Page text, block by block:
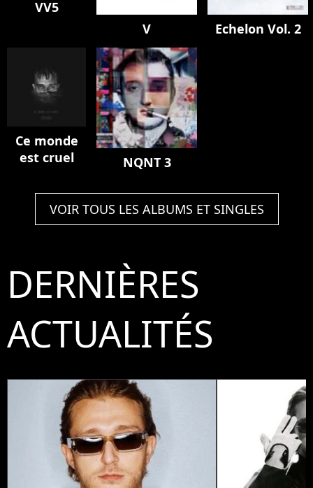
VV5
V
Echelon Vol. 2
Ce monde
est cruel
NQNT 3
VOIR TOUS LES ALBUMS ET SINGLES
DERNIÈRES
ACTUALITÉS